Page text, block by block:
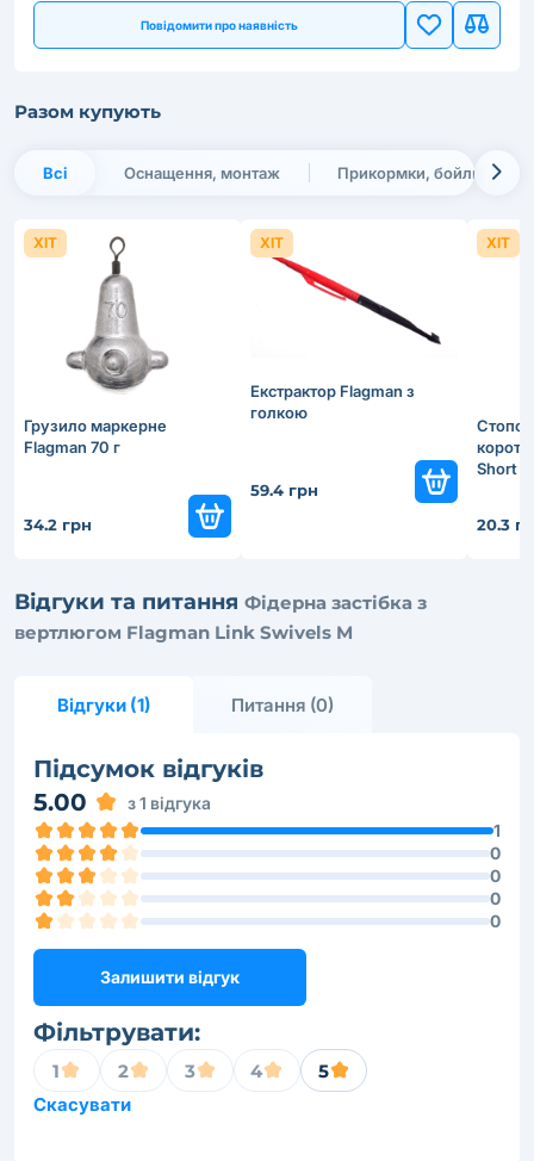
Повідомити про наявність
Разом купують
Всі Оснащення, монтаж Прикормки, бойли,
ХІТ
Грузило маркерне
Flagman 70 г
34.2 грн
ХІТ
Екстрактор Flagman з
голкою
59.4 грн
ХІТ
Short
20.3
Відгуки та питання Фідерна застібка з
вертлюгом Flagman Link Swivels M
Відгуки (1) Питання (0)
Підсумок відгуків
5.00
з 1 відгука
1
0
0
0
0
Залишити відгук
Фільтрувати:
1 2 3 4
5
Скасувати